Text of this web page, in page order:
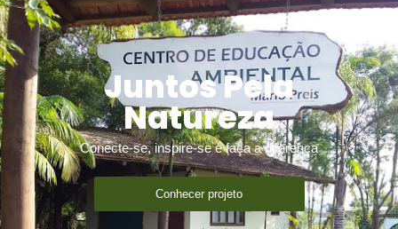
Juntos Pela
Natureza
Conecte-se, inspire-se e faça a diferença
Conhecer projeto